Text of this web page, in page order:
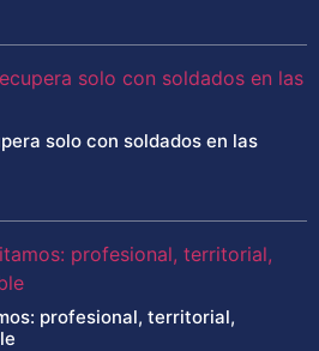
solo con soldados en las
profesional, territorial,